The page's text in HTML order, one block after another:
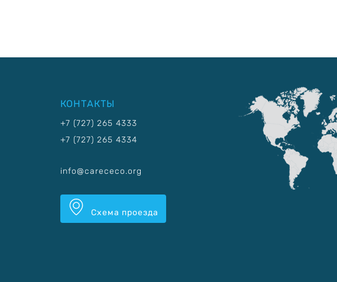
КОНТАКТЫ
+7 (727) 265 4333
+7 (727) 265 4334
info@carececo.org
Схема проезда